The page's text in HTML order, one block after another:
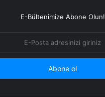
E-Bültenimize Abone Olun!